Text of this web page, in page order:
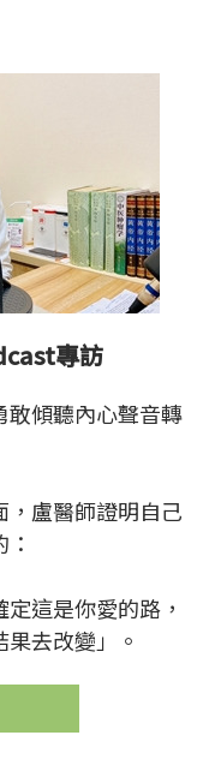
專訪
敢傾聽內心聲音轉
盧醫師證明自己
這是你愛的路，
去改變」。